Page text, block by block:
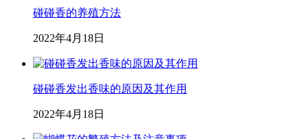
碰碰香的养殖方法
2022年4月18日
碰碰香发出香味的原因及其作用
2022年4月18日